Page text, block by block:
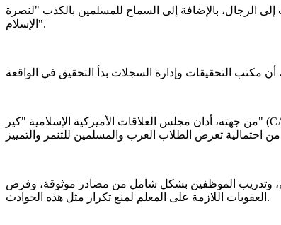
الرجال، بالإضافة إلى السماح للمسلمين بالكذب "لنصرة
الإسلام".
من جهته، أدان مجلس العلاقات الأميركية الإسلامية "كير" (CAIR) الحادثة، واعتبرها محاولة لنشر سوء الفهم والكراهية تجاه الدين الإسلامي، وتعريض الطلاب المسلمين لخطر التمييز، خاصةً وأن العرض قُدم
علني، وتدريب الموظفين بشكل شامل من مصادر موثوقة، وفرض
العقوبات اللازمة على المعلم لمنع تكرار مثل هذه الحوادث.